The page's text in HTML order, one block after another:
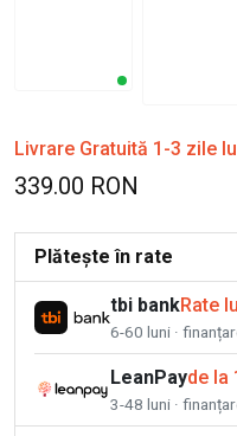
Livrare Gratuită 1-3 zile
339.00 RON
Plătește în rate
tbi bankRate
6-60 luni ·
LeanPayde la
3-48 luni ·